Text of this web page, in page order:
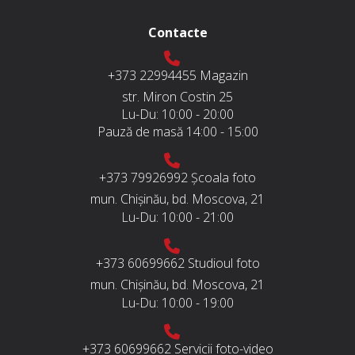
Contacte
+373 22994455 Magazin
str. Miron Costin 25
Lu-Du: 10:00 - 20:00
Pauză de masă 14:00 - 15:00
+373 79926992 Școala foto
mun. Chișinău, bd. Moscova, 21
Lu-Du: 10:00 - 21:00
+373 60699662 Studioul foto
mun. Chișinău, bd. Moscova, 21
Lu-Du: 10:00 - 19:00
+373 60699662 Servicii foto-video